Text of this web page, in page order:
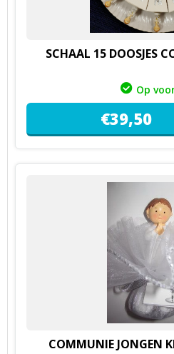
SCHAAL 15 DOOSJES
Op
€39,50
COMMUNIE JONGEN